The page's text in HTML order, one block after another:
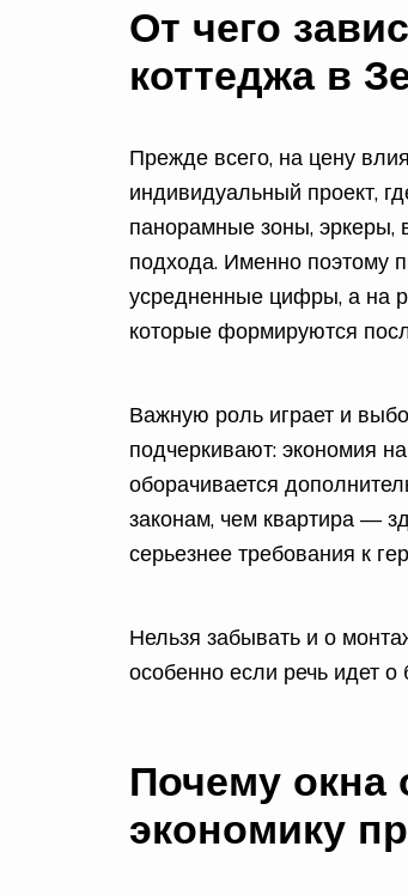
От чего
коттеджа в
Прежде всего, на цену
индивидуальный проект,
панорамные зоны, эркеры,
подхода. Именно поэтому
усредненные цифры, а на
которые формируются
Важную роль играет и
подчеркивают: экономия
оборачивается
законам, чем квартира —
серьезнее требования к
Нельзя забывать и о
особенно если речь идет
Почему окна
экономику